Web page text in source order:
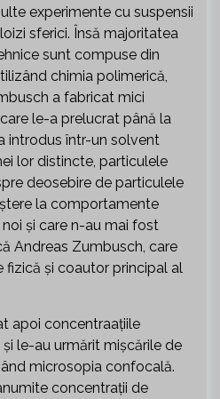
experimente cu suspensii
sferici. Însă majoritatea
sunt compuse din
chimia polimerică,
a fabricat mici
le-a prelucrat până la
introdus într-un solvent
lor distincte, particulele
deosebire de particulele
la comportamente
și care n-au mai fost
Andreas Zumbusch, care
fizică și coautor principal al
apoi concentraațiile
le-au urmărit mișcările de
microsopia confocală.
concentrații de